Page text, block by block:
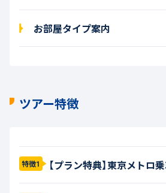
お部屋タイプ案内
ツアー特徴
特徴1 【プラン特典】東京メトロ